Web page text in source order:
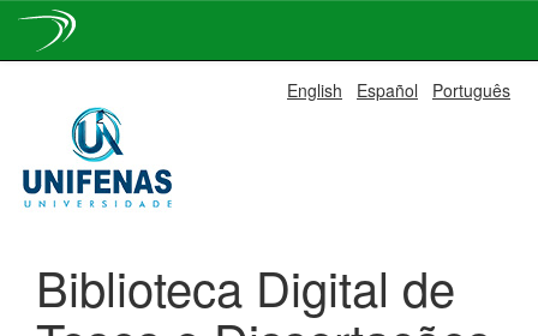
navigation
English Español Português
Biblioteca Digital de